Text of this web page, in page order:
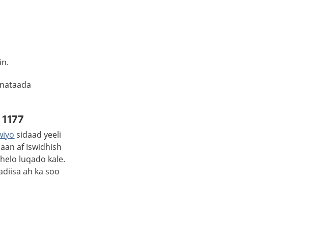
sidaad yeeli
af Iswidhish
luqado kale.
ah ka soo